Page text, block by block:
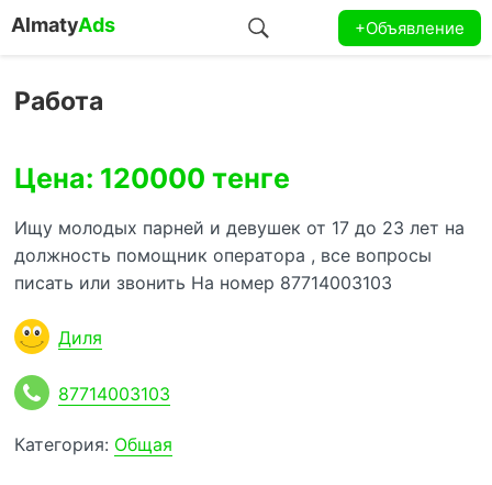
AlmatyAds +Объявление
Работа
Цена: 120000 тенге
Ищу молодых парней и девушек от 17 до 23 лет на
должность помощник оператора , все вопросы
писать или звонить На номер 87714003103
Диля
87714003103
Категория: Общая